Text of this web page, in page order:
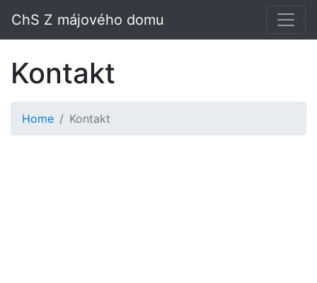
ChS Z májového domu
Kontakt
Home Kontakt